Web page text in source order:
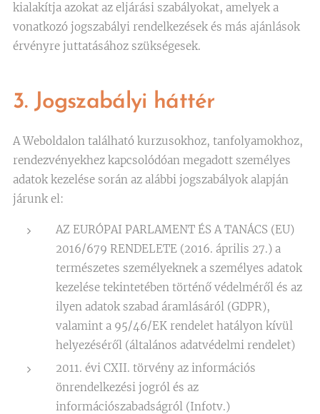
kialakítja azokat az eljárási szabályokat, amelyek a
vonatkozó jogszabályi rendelkezések és más ajánlások
érvényre juttatásához szükségesek.
3. Jogszabályi háttér
A Weboldalon található kurzusokhoz, tanfolyamokhoz,
rendezvényekhez kapcsolódóan megadott személyes
adatok kezelése során az alábbi jogszabályok alapján
járunk el:
AZ EURÓPAI PARLAMENT ÉS A TANÁCS (EU)
2016/679 RENDELETE (2016. április 27.) a
természetes személyeknek a személyes adatok
kezelése tekintetében történő védelméről és az
ilyen adatok szabad áramlásáról (GDPR),
valamint a 95/46/EK rendelet hatályon kívül
helyezéséről (általános adatvédelmi rendelet)
2011. évi CXII. törvény az információs
önrendelkezési jogról és az
információszabadságról (Infotv.)